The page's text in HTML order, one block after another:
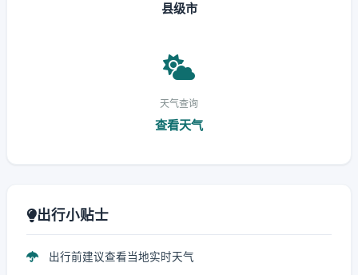
县级市
天气查询
查看天气
出行小贴士
出行前建议查看当地实时天气